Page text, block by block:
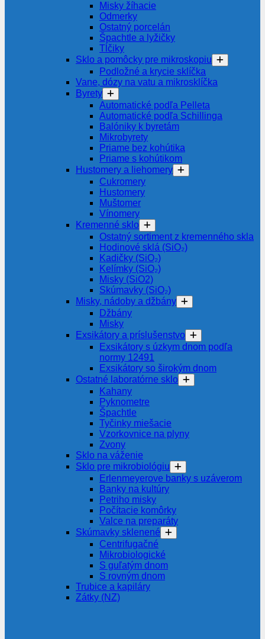
Misky žíhacie
Odmerky
Ostatný porcelán
Špachtle a lyžičky
Tĺčiky
Sklo a pomôcky pre mikroskopiu
Podložné a krycie sklíčka
Vane, dózy na vatu a mikrosklíčka
Byrety
Automatické podľa Pelleta
Automatické podľa Schillinga
Balóniky k byretám
Mikrobyrety
Priame bez kohútika
Priame s kohútikom
Hustomery a liehomery
Cukromery
Hustomery
Muštomer
Vínomery
Kremenné sklo
Ostatný sortiment z kremenného skla
Hodinové sklá (SiO₂)
Kadičky (SiO₂)
Kelímky (SiO₂)
Misky (SiO2)
Skúmavky (SiO₂)
Misky, nádoby a džbány
Džbány
Misky
Exsikátory a príslušenstvo
Exsikátory s úzkym dnom podľa
normy 12491
Exsikátory so širokým dnom
Ostatné laboratórne sklo
Kahany
Pyknometre
Špachtle
Tyčinky miešacie
Vzorkovnice na plyny
Zvony
Sklo na váženie
Sklo pre mikrobiológiu
Erlenmeyerove banky s uzáverom
Banky na kultúry
Petriho misky
Počítacie komôrky
Valce na preparáty
Skúmavky sklenené
Centrifugačné
Mikrobiologické
S guľatým dnom
S rovným dnom
Trubice a kapiláry
Zátky (NZ)